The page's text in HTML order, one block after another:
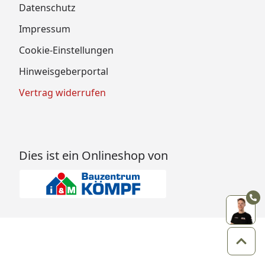
Datenschutz
Impressum
Cookie-Einstellungen
Hinweisgeberportal
Vertrag widerrufen
Dies ist ein Onlineshop von